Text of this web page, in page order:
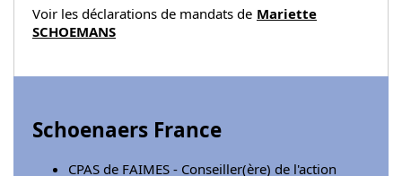
Voir les déclarations de mandats de Mariette
SCHOEMANS
Schoenaers France
CPAS de FAIMES - Conseiller(ère) de l'action